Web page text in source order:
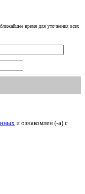
время для уточнения всех
и ознакомлен (-а) c